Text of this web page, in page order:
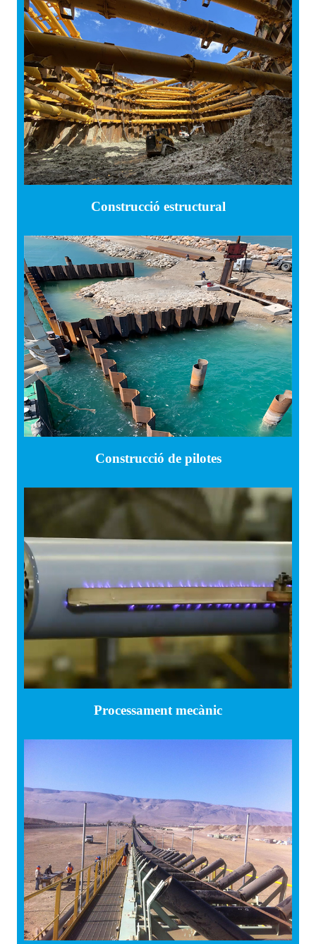
Construcció estructural
Construcció de pilotes
Processament mecànic